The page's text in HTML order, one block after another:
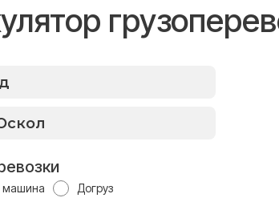
машина Догруз